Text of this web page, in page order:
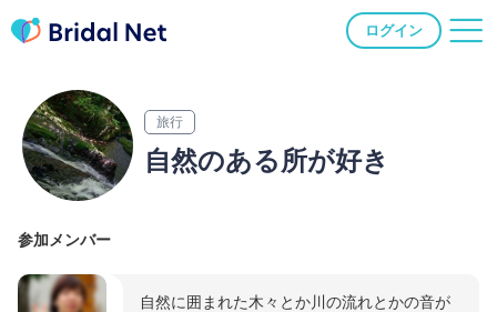
ログイン
旅行
自然のある所が好き
参加メンバー
自然に囲まれた木々とか川の流れとかの音が